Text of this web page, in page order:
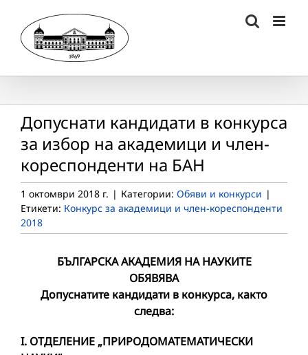
content
Допуснати кандидати в конкурса
за избор на академици и член-
кореспонденти на БАН
1 октомври 2018 г. | Категории: Обяви и конкурси |
Етикети: Конкурс за академици и член-кореспонденти
2018
БЪЛГАРСКА АКАДЕМИЯ НА НАУКИТЕ
ОБЯВЯВА
Допуснатите кандидати в конкурса, както
следва:
I. ОТДЕЛЕНИЕ „ПРИРОДОМАТЕМАТИЧЕСКИ